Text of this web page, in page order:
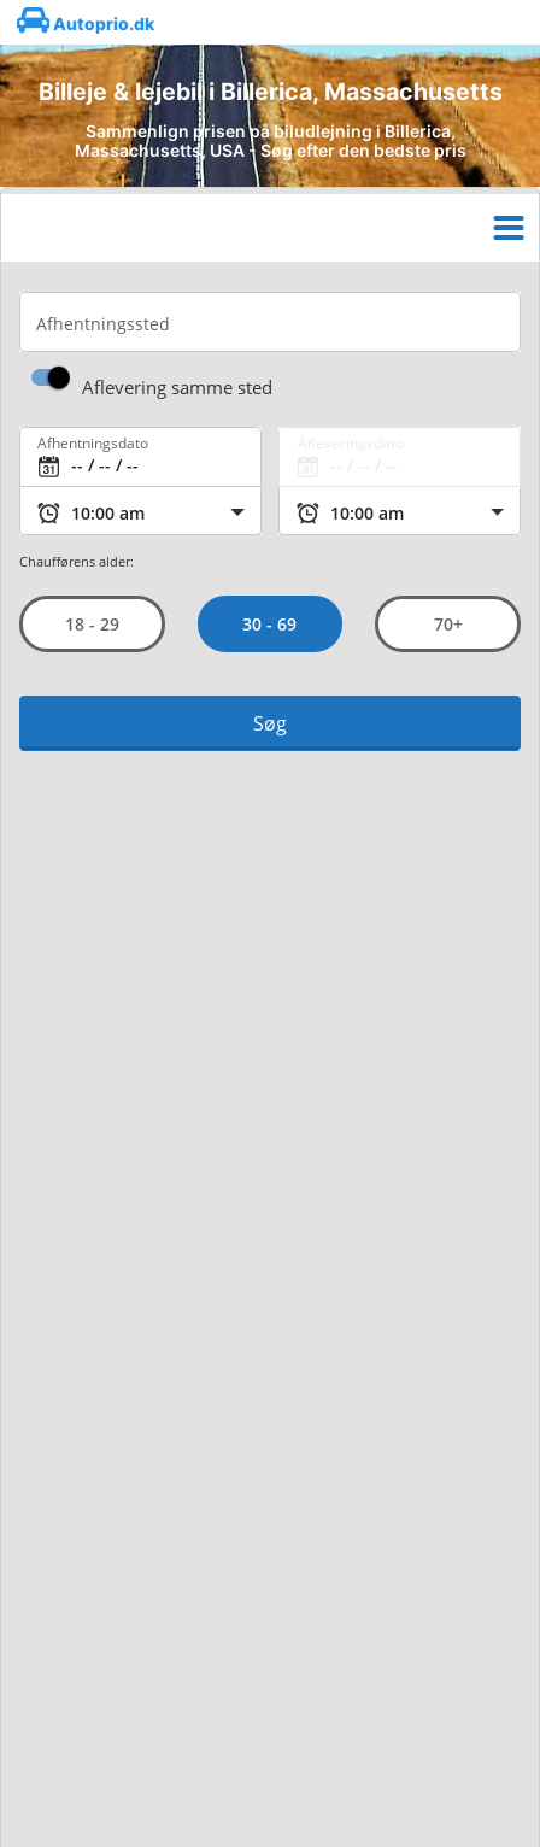
Autoprio.dk
Billeje & lejebil i Billerica, Massachusetts
Sammenlign prisen på biludlejning i Billerica,
Massachusetts, USA - Søg efter den bedste pris
Afhentningssted
Aflevering samme sted
Afhentningsdato
Chaufførens alder:
18 - 29 30 - 69 70+
Søg